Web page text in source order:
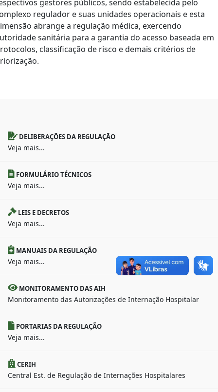
gestores públicos, sendo estabelecida pelo
regulador e suas unidades operacionais e esta
abrange a regulação médica, exercendo
sanitária para a garantia do acesso baseada em
classificação de risco e demais critérios de
DELIBERAÇÕES DA REGULAÇÃO
Veja mais...
FORMULÁRIO TÉCNICOS
Veja mais...
LEIS E DECRETOS
Veja mais...
MANUAIS DA REGULAÇÃO
Veja mais...
MONITORAMENTO DAS AIH
Monitoramento das Autorizações de Internação Hospitalar
PORTARIAS DA REGULAÇÃO
Veja mais...
CERIH
Central Est. de Regulação de Internações Hospitalares